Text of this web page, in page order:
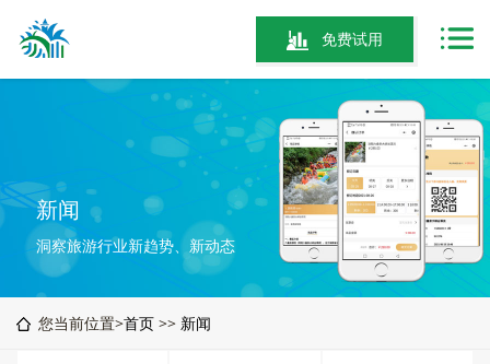
免费试用
新闻
洞察旅游行业新趋势、新动态
您当前位置>首页 >> 新闻